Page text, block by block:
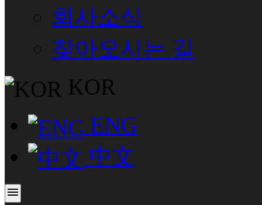
회사소식
찾아오시는 길
KOR
ENG
中文
menu